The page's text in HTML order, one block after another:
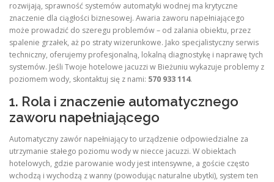
rozwijają, sprawność systemów automatyki wodnej ma krytyczne
znaczenie dla ciągłości biznesowej. Awaria zaworu napełniającego
może prowadzić do szeregu problemów – od zalania obiektu, przez
spalenie grzałek, aż po straty wizerunkowe. Jako specjalistyczny serwis
techniczny, oferujemy profesjonalną, lokalną diagnostykę i naprawę tych
systemów. Jeśli Twoje hotelowe jacuzzi w Bieżuniu wykazuje problemy z
poziomem wody, skontaktuj się z nami: 570 933 114.
1. Rola i znaczenie automatycznego
zaworu napełniającego
Automatyczny zawór napełniający to urządzenie odpowiedzialne za
utrzymanie stałego poziomu wody w niecce jacuzzi. W obiektach
hotelowych, gdzie parowanie wody jest intensywne, a goście często
wchodzą i wychodzą z wanny (powodując naturalne ubytki), system ten